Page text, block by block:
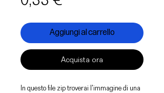
Aggiungi al carrello
Acquista ora
In questo file zip troverai l'immagine di una